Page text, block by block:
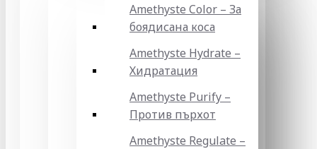
Amethyste Color – За
боядисана коса
Amethyste Hydrate –
Хидратация
Amethyste Purify –
Против пърхот
Amethyste Regulate –